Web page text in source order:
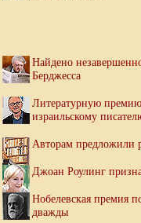
Найдено
Берджесса
Литературную
израильскому
Авторам предложили
Джоан Роулинг
Нобелевская премия
дважды